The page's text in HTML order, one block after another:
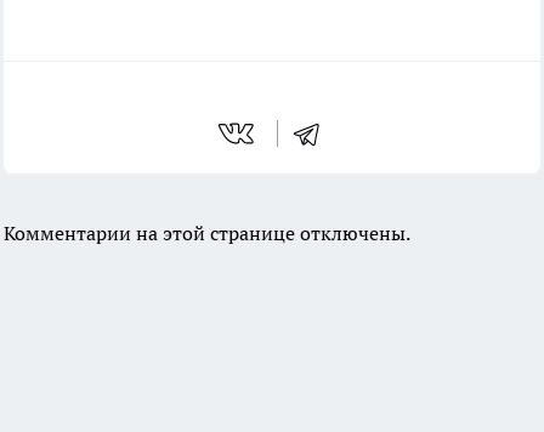
Комментарии на этой странице отключены.